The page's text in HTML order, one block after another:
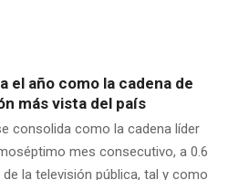
el año como la cadena de
más vista del país
consolida como la cadena líder
mes consecutivo, a 0.6
la televisión pública, tal y como